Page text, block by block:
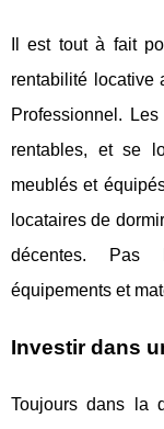
Il est tout à fait
rentabilité locative
Professionnel.
rentables, et se
meublés et
locataires de
décentes. Pas
équipements et
Investir dans
Toujours dans la